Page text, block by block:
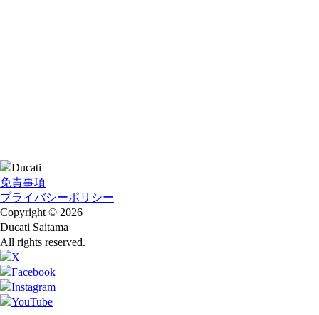
免責事項
プライバシーポリシー
Copyright © 2026
Ducati Saitama
All rights reserved.